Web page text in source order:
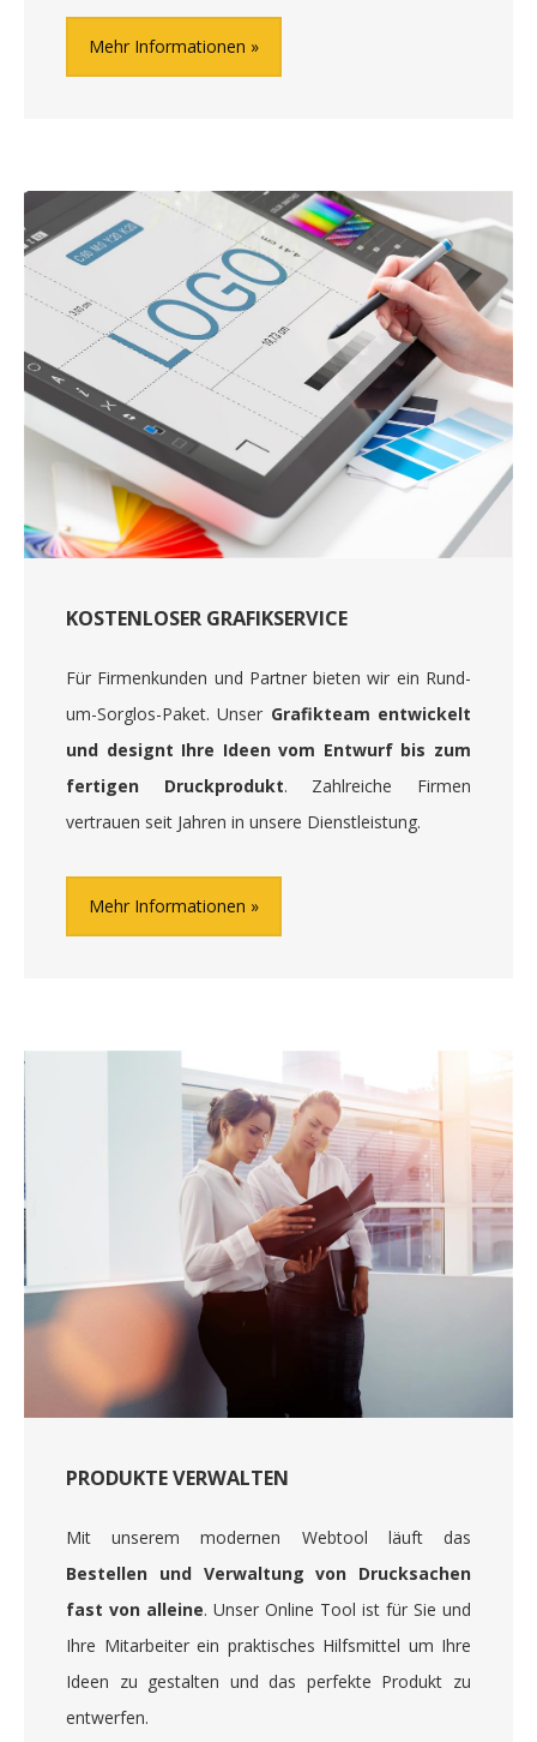
Mehr Informationen
KOSTENLOSER GRAFIKSERVICE
Für Firmenkunden und Partner bieten wir ein Rund-
um-Sorglos-Paket. Unser Grafikteam entwickelt
und designt Ihre Ideen vom Entwurf bis zum
fertigen Druckprodukt. Zahlreiche Firmen
vertrauen seit Jahren in unsere Dienstleistung.
Mehr Informationen
PRODUKTE VERWALTEN
Mit unserem modernen Webtool läuft das
Bestellen und Verwaltung von Drucksachen
fast von alleine. Unser Online Tool ist für Sie und
Ihre Mitarbeiter ein praktisches Hilfsmittel um Ihre
Ideen zu gestalten und das perfekte Produkt zu
entwerfen.